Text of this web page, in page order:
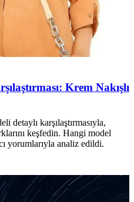
Krem Nakışlı
detaylı karşılaştırmasıyla,
keşfedin. Hangi model
yorumlarıyla analiz edildi.